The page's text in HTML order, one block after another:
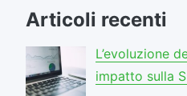
Articoli recenti
L’evoluzione
impatto sulla